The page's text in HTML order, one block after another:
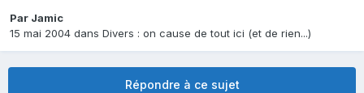
Par Jamic
15 mai 2004 dans Divers : on cause de tout ici (et de rien...)
Répondre à ce sujet